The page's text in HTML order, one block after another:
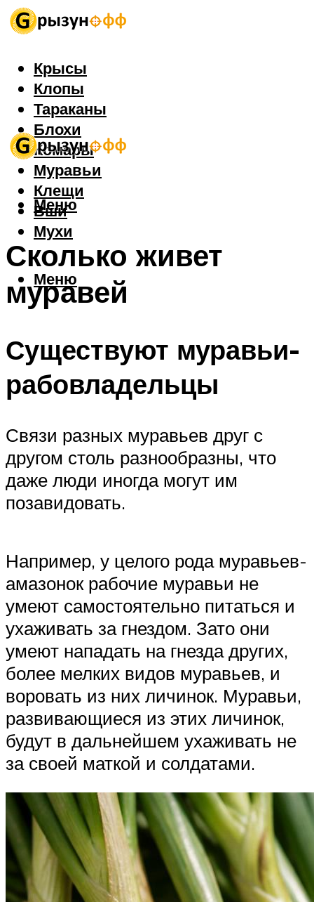
Крысы
Клопы
Тараканы
Блохи
Комары
Муравьи
Клещи
Вши
Мухи
Меню
Меню
Сколько живет
муравей
Существуют муравьи-
рабовладельцы
Связи разных муравьев друг с
другом столь разнообразны, что
даже люди иногда могут им
позавидовать.
Например, у целого рода муравьев-
амазонок рабочие муравьи не
умеют самостоятельно питаться и
ухаживать за гнездом. Зато они
умеют нападать на гнезда других,
более мелких видов муравьев, и
воровать из них личинок. Муравьи,
развивающиеся из этих личинок,
будут в дальнейшем ухаживать не
за своей маткой и солдатами.